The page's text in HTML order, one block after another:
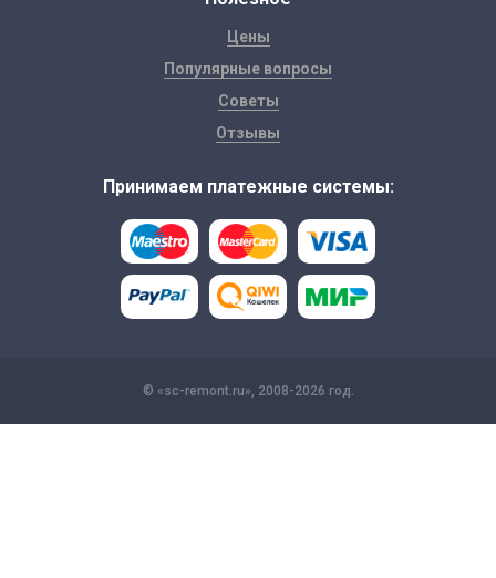
Цены
Популярные вопросы
Советы
Отзывы
Принимаем платежные системы:
© «sc-remont.ru», 2008-2026 год.